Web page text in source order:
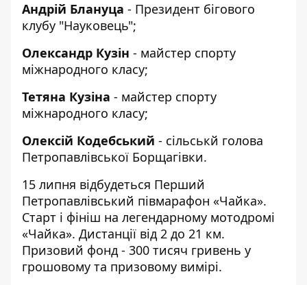
Андрій Блануца - Президент бігового
клубу "Науковець";
Олександр Кузін - майстер спорту
міжнародного класу;
Тетяна Кузіна - майстер спорту
міжнародного класу;
Олексій Кодебський - сільськй голова
Петропавлівської Борщагівки.
15 липня відбудеться Перший
Петропавлівський півмарафон «Чайка».
Старт і фініш на легендарному мотодромі
«Чайка». Дистанції від 2 до 21 км.
Призовий фонд - 300 тисяч гривень у
грошовому та призовому вимірі.